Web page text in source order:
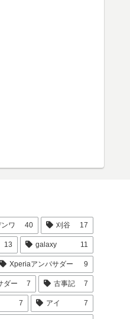
ワ 40 刈谷 17
13 galaxy 11
Xperiaアンバサダー 9
ダー 7 古事記 7
7 アイ 7